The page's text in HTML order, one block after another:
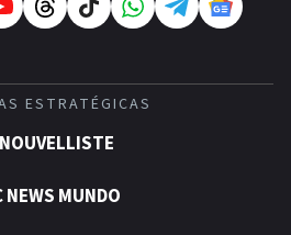
ESTRATÉGICAS
NEWS MUNDO